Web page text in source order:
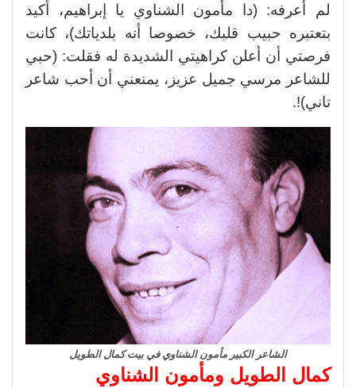
لم أعرفه: (دا مأمون الشناوي يا إبراهيم، أكيد
بتعتبره حبيب قلبك، خصوصا أنه بلدياتك)، كانت
فرصتي أن أعلن كراهيتي الشديدة له فقلت: (حبي
للشاعر مرسي جميل عزيز، يمنعني أن أحب شاعر
تاني)!.
الشاعر الكبير مأمون الشناوي في بيت كمال الطويل
كمال الطويل ومأمون الشناوي